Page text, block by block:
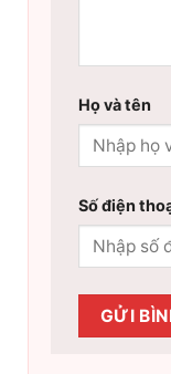
Họ và tên
Số điện